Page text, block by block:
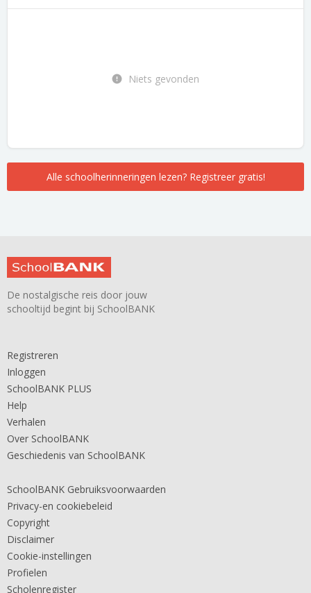
Niets gevonden
Alle schoolherinneringen lezen? Registreer gratis!
De nostalgische reis door jouw
schooltijd begint bij SchoolBANK
Registreren
Inloggen
SchoolBANK PLUS
Help
Verhalen
Over SchoolBANK
Geschiedenis van SchoolBANK
SchoolBANK Gebruiksvoorwaarden
Privacy-en cookiebeleid
Copyright
Disclaimer
Cookie-instellingen
Profielen
Scholenregister